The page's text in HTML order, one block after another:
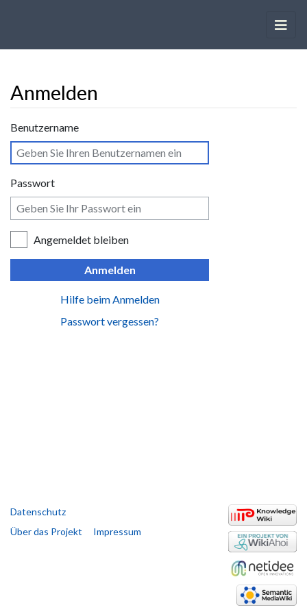
Anmelden
Wechseln zu:Navigation
Benutzername
Passwort
Angemeldet bleiben
Anmelden
Hilfe beim Anmelden
Passwort vergessen?
Datenschutz
Über das Projekt
Impressum